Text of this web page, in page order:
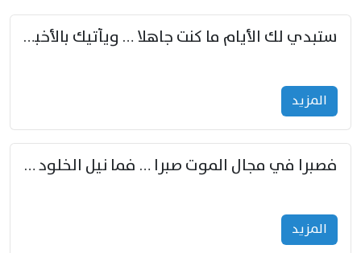
ستبدي لك الأيام ما كنت جاهلا … ويأتيك بالأخبار من لم تزوّد
المزید
فصبرا في مجال الموت صبرا … فما نيل الخلود بمستطاع
المزید